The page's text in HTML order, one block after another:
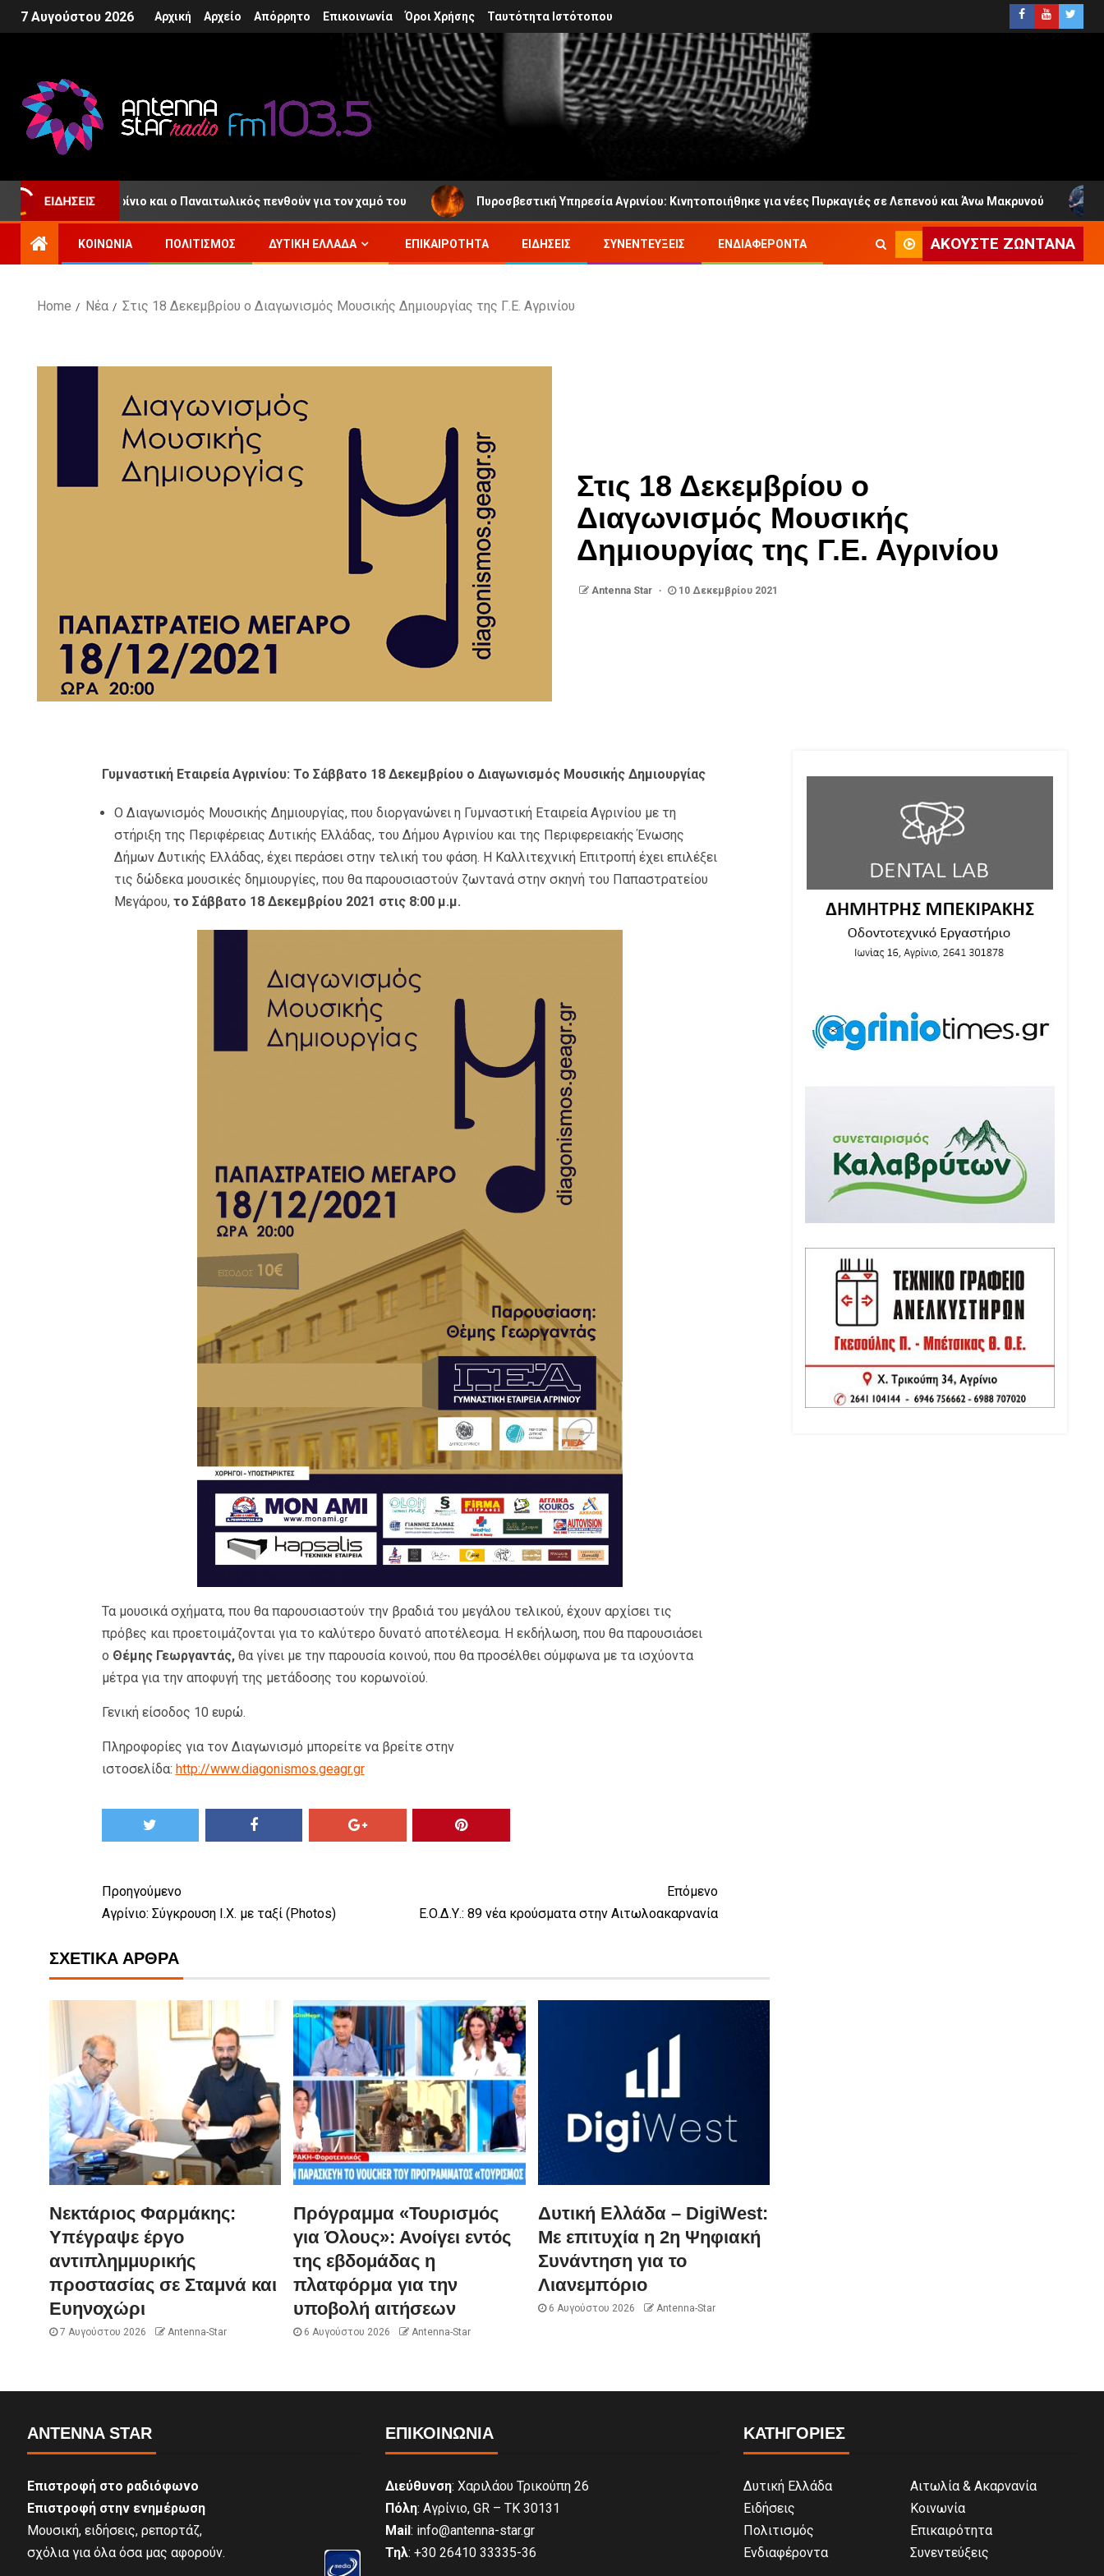
7 Αυγούστου 2026 Αρχική Αρχείο Απόρρητο Επικοινωνία Όροι Χρήσης Ταυτότητα Ιστότοπου
ΕΙΔΉΣΕΙΣ
Το Αγρίνιο και ο Παναιτωλικός πενθούν για τον χαμό του Πυροσβεστική Υπηρεσία Αγρινίου: Κινητοποιήθηκε για νέες Πυρκαγιές σε Λεπενού και Άνω Μακρυνού Ο
ΚΟΙΝΩΝΊΑ ΠΟΛΙΤΙΣΜΌΣ ΔΥΤΙΚΉ ΕΛΛΆΔΑ ΕΠΙΚΑΙΡΌΤΗΤΑ ΕΙΔΉΣΕΙΣ ΣΥΝΕΝΤΕΎΞΕΙΣ ΕΝΔΙΑΦΈΡΟΝΤΑ ΑΚΟΎΣΤΕ ΖΩΝΤΑΝΆ
Home Νέα Στις 18 Δεκεμβρίου ο Διαγωνισμός Μουσικής Δημιουργίας της Γ.Ε. Αγρινίου
Στις 18 Δεκεμβρίου ο
Διαγωνισμός Μουσικής
Δημιουργίας της Γ.Ε. Αγρινίου
Antenna Star 10 Δεκεμβρίου 2021
Γυμναστική Εταιρεία Αγρινίου: Το Σάββατο 18 Δεκεμβρίου ο Διαγωνισμός Μουσικής Δημιουργίας
Ο Διαγωνισμός Μουσικής Δημιουργίας, που διοργανώνει η Γυμναστική Εταιρεία Αγρινίου με τη
στήριξη της Περιφέρειας Δυτικής Ελλάδας, του Δήμου Αγρινίου και της Περιφερειακής Ένωσης
Δήμων Δυτικής Ελλάδας, έχει περάσει στην τελική του φάση. Η Καλλιτεχνική Επιτροπή έχει επιλέξει
τις δώδεκα μουσικές δημιουργίες, που θα παρουσιαστούν ζωντανά στην σκηνή του Παπαστρατείου
Μεγάρου,το Σάββατο 18 Δεκεμβρίου 2021 στις 8:00 μ.μ.
Τα μουσικά σχήματα, που θα παρουσιαστούν την βραδιά του μεγάλου τελικού, έχουν αρχίσει τις
πρόβες και προετοιμάζονται για το καλύτερο δυνατό αποτέλεσμα. Η εκδήλωση, που θα παρουσιάσει
ο Θέμης Γεωργαντάς,θα γίνει με την παρουσία κοινού, που θα προσέλθει σύμφωνα με τα ισχύοντα
μέτρα για την αποφυγή της μετάδοσης του κορωνοϊού.
Γενική είσοδος 10 ευρώ.
Πληροφορίες για τον Διαγωνισμό μπορείτε να βρείτε στην
ιστοσελίδα: http://www.diagonismos.geagr.gr
Προηγούμενο
Αγρίνιο: Σύγκρουση Ι.Χ. με ταξί (Photos)
Επόμενο
Ε.Ο.Δ.Υ.: 89 νέα κρούσματα στην Αιτωλοακαρνανία
ΣΧΕΤΙΚΆ ΆΡΘΡΑ
Νεκτάριος Φαρμάκης:
Υπέγραψε έργο
αντιπλημμυρικής
προστασίας σε Σταμνά και
Ευηνοχώρι
7 Αυγούστου 2026 Antenna-Star
Πρόγραμμα «Τουρισμός
για Όλους»: Ανοίγει εντός
της εβδομάδας η
πλατφόρμα για την
υποβολή αιτήσεων
6 Αυγούστου 2026 Antenna-Star
Δυτική Ελλάδα – DigiWest:
Με επιτυχία η 2η Ψηφιακή
Συνάντηση για το
Λιανεμπόριο
6 Αυγούστου 2026 Antenna-Star
ANTENNA STAR
Επιστροφή στο ραδιόφωνο
Επιστροφή στην ενημέρωση
Μουσική, ειδήσεις, ρεπορτάζ,
σχόλια για όλα όσα μας αφορούν.
ΕΠΙΚΟΙΝΩΝΊΑ
Διεύθυνση: Χαριλάου Τρικούπη 26
Πόλη: Αγρίνιο, GR – ΤΚ 30131
Mail : info@antenna-star.gr
Τηλ: +30 26410 33335-36
ΚΑΤΗΓΟΡΙΕΣ
Δυτική Ελλάδα
Αιτωλία & Ακαρνανία
Ειδήσεις
Κοινωνία
Πολιτισμός
Επικαιρότητα
Ενδιαφέροντα
Συνεντεύξεις